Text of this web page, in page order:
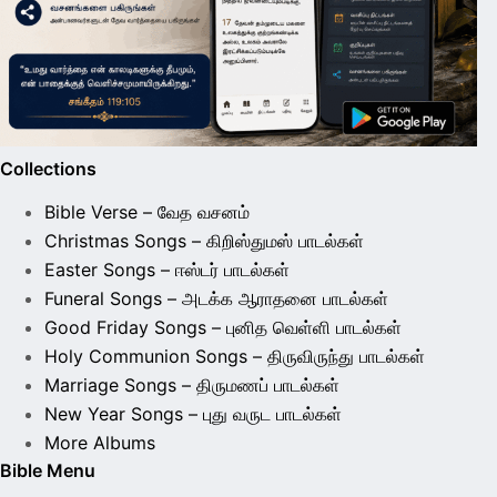
Collections
Bible Verse – வேத வசனம்
Christmas Songs – கிறிஸ்துமஸ் பாடல்கள்
Easter Songs – ஈஸ்டர் பாடல்கள்
Funeral Songs – அடக்க ஆராதனை பாடல்கள்
Good Friday Songs – புனித வெள்ளி பாடல்கள்
Holy Communion Songs – திருவிருந்து பாடல்கள்
Marriage Songs – திருமணப் பாடல்கள்
New Year Songs – புது வருட பாடல்கள்
More Albums
Bible Menu